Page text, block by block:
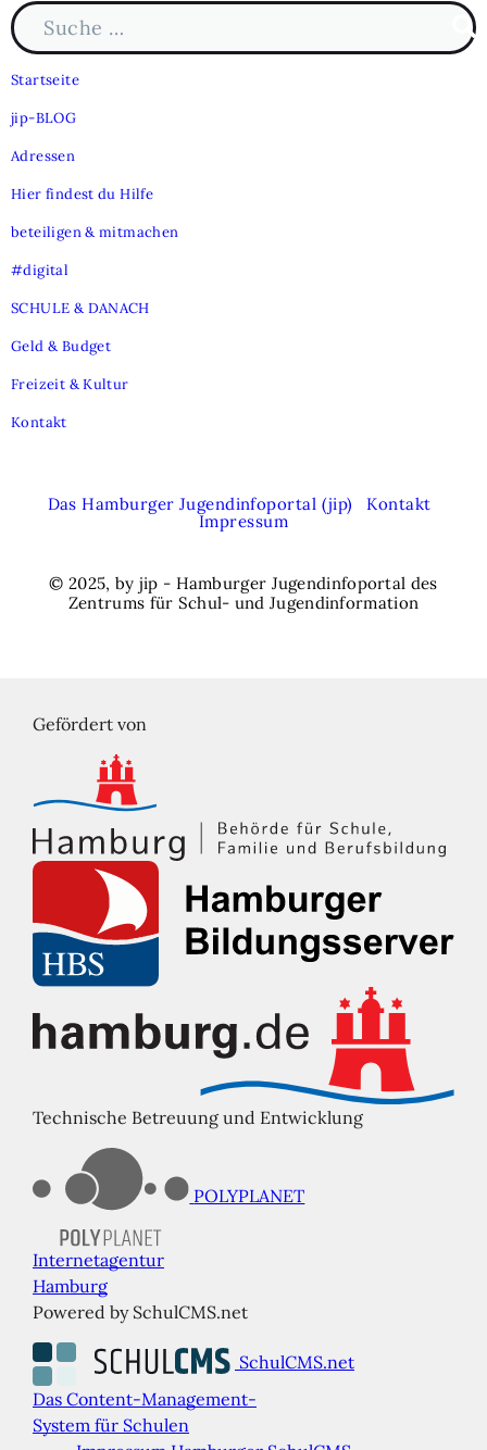
Suche nach:
Startseite
jip-BLOG
Adressen
Hier findest du Hilfe
beteiligen & mitmachen
#digital
SCHULE & DANACH
Geld & Budget
Freizeit & Kultur
Kontakt
Das Hamburger Jugendinfoportal (jip)
Kontakt
Impressum
© 2025, by jip - Hamburger Jugendinfoportal des
Zentrums für Schul- und Jugendinformation
Gefördert von
Technische Betreuung und Entwicklung
POLYPLANET
Internetagentur
Hamburg
Powered by SchulCMS.net
SchulCMS.net
Das Content-Management-
System für Schulen